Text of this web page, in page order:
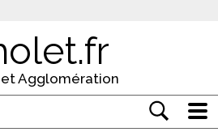
Agglomération